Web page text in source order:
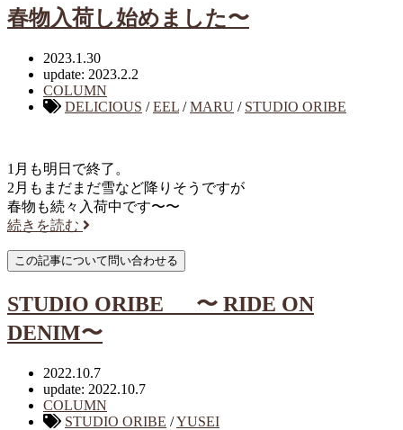
春物入荷し始めました〜
2023.1.30
update: 2023.2.2
COLUMN
DELICIOUS /EEL /MARU / STUDIO ORIBE
1月も明日で終了。
2月もまだまだ雪など降りそうですが
春物も続々入荷中です〜〜
続きを読む
STUDIO ORIBE 〜 RIDE ON
DENIM〜
2022.10.7
update: 2022.10.7
COLUMN
STUDIO ORIBE /YUSEI